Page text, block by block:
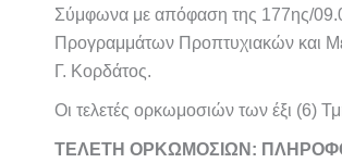
Σύμφωνα με απόφαση της 177ης/
Προγραμμάτων Προπτυχιακών και
Γ. Κορδάτος.
Οι τελετές ορκωμοσιών των έξι (6)
ΤΕΛΕΤΗ ΟΡΚΩΜΟΣΙΩΝ: